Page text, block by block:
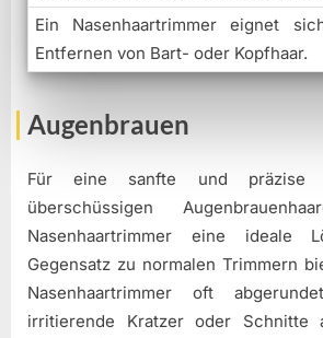
Ein Nasenhaartrimmer eignet
Entfernen von Bart- oder Kopfhaar.
Augenbrauen
Für eine sanfte und präzise
überschüssigen
Nasenhaartrimmer eine ideale
Gegensatz zu normalen Trimmern
Nasenhaartrimmer oft
irritierende Kratzer oder Schnitte